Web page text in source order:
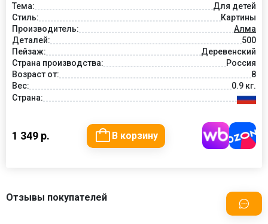
Тема:
Для детей
Стиль:
Картины
Производитель:
Алма
Деталей:
500
Пейзаж:
Деревенский
Страна производства:
Россия
Возраст от:
8
Вес:
0.9 кг.
Страна:
1 349 р. В корзину
Отзывы покупателей